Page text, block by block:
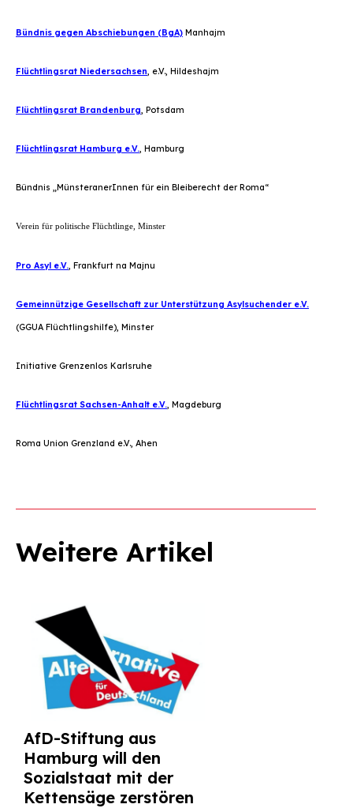
Bündnis gegen Abschiebungen (BgA) Manhajm
Flüchtlingsrat Niedersachsen, e.V., Hildeshajm
Flüchtlingsrat Brandenburg, Potsdam
Flüchtlingsrat Hamburg e.V., Hamburg
Bündnis „MünsteranerInnen für ein Bleiberecht der Roma“
Verein für politische Flüchtlinge, Minster
Pro Asyl e.V., Frankfurt na Majnu
Gemeinnützige Gesellschaft zur Unterstützung Asylsuchender e.V.
(GGUA Flüchtlingshilfe), Minster
Initiative Grenzenlos Karlsruhe
Flüchtlingsrat Sachsen-Anhalt e.V., Magdeburg
Roma Union Grenzland e.V., Ahen
Weitere Artikel
AfD-Stiftung aus
Hamburg will den
Sozialstaat mit der
Kettensäge zerstören